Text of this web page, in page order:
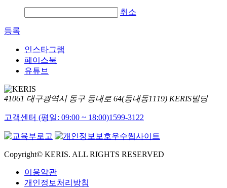
취소
등록
인스타그램
페이스북
유튜브
41061 대구광역시 동구 동내로 64(동내동1119) KERIS빌딩
고객센터 (평일: 09:00 ~ 18:00)1599-3122
Copyright© KERIS. ALL RIGHTS RESERVED
이용약관
개인정보처리방침